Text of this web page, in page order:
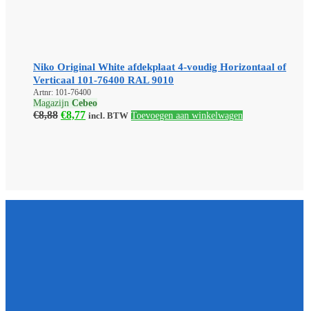
Niko Original White afdekplaat 4-voudig Horizontaal of
Verticaal 101-76400 RAL 9010
Artnr: 101-76400
Magazijn Cebeo
€8,88 Oorspronkelijke
€8,77Huidige
incl. BTW Toevoegen aan winkelwagen